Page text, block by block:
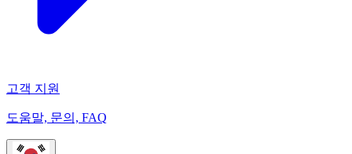
고객 지원
도움말, 문의, FAQ